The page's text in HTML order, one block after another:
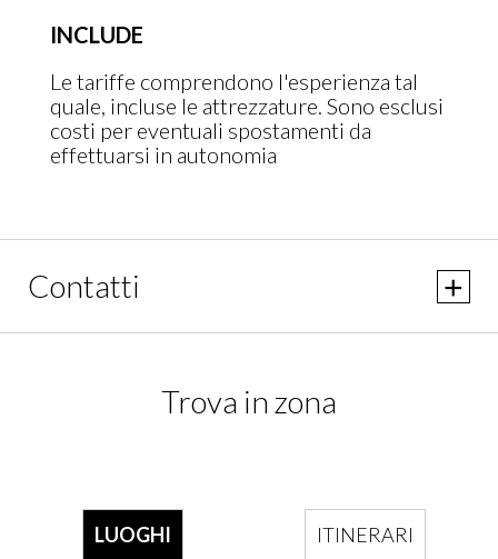
INCLUDE
Le tariffe comprendono l'esperienza tal
quale, incluse le attrezzature. Sono esclusi
costi per eventuali spostamenti da
effettuarsi in autonomia
Contatti
Trova in zona
LUOGHI ITINERARI